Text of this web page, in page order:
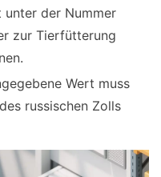
der Nummer
zur Tierfütterung
Wert muss
russischen Zolls